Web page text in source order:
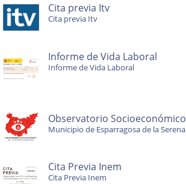
Cita previa Itv
Cita previa Itv
Informe de Vida Laboral
Informe de Vida Laboral
Observatorio Socioeconómico
Municipio de Esparragosa de la Serena
Cita Previa Inem
Cita Previa Inem